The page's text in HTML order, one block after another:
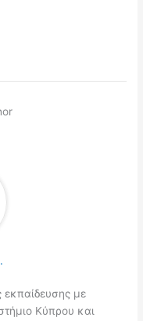
εκπαίδευσης με
Κύπρου και